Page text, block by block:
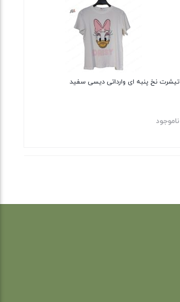
تیشرت نخ پنبه ای وارداتی دیسی سفید
ناموجود